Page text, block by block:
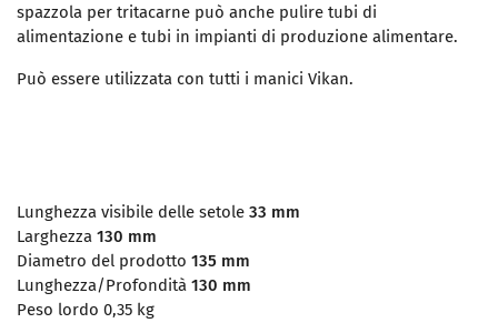
spazzola per tritacarne può anche pulire tubi di
alimentazione e tubi in impianti di produzione alimentare.
Può essere utilizzata con tutti i manici Vikan.
Lunghezza visibile delle setole 33 mm
Larghezza 130 mm
Diametro del prodotto 135 mm
Lunghezza/Profondità 130 mm
Peso lordo 0,35 kg